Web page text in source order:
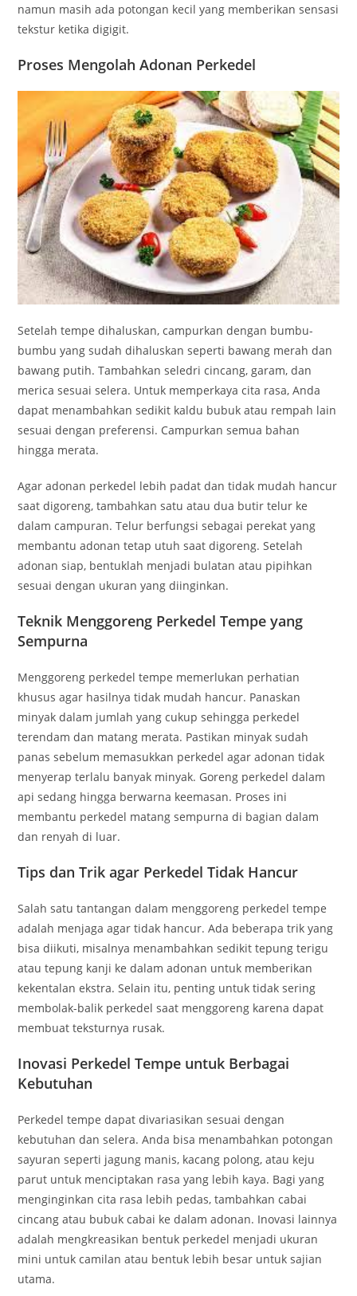
namun masih ada potongan kecil yang memberikan sensasi
tekstur ketika digigit.
Proses Mengolah Adonan Perkedel
Setelah tempe dihaluskan, campurkan dengan bumbu-
bumbu yang sudah dihaluskan seperti bawang merah dan
bawang putih. Tambahkan seledri cincang, garam, dan
merica sesuai selera. Untuk memperkaya cita rasa, Anda
dapat menambahkan sedikit kaldu bubuk atau rempah lain
sesuai dengan preferensi. Campurkan semua bahan
hingga merata.
Agar adonan perkedel lebih padat dan tidak mudah hancur
saat digoreng, tambahkan satu atau dua butir telur ke
dalam campuran. Telur berfungsi sebagai perekat yang
membantu adonan tetap utuh saat digoreng. Setelah
adonan siap, bentuklah menjadi bulatan atau pipihkan
sesuai dengan ukuran yang diinginkan.
Teknik Menggoreng Perkedel Tempe yang
Sempurna
Menggoreng perkedel tempe memerlukan perhatian
khusus agar hasilnya tidak mudah hancur. Panaskan
minyak dalam jumlah yang cukup sehingga perkedel
terendam dan matang merata. Pastikan minyak sudah
panas sebelum memasukkan perkedel agar adonan tidak
menyerap terlalu banyak minyak. Goreng perkedel dalam
api sedang hingga berwarna keemasan. Proses ini
membantu perkedel matang sempurna di bagian dalam
dan renyah di luar.
Tips dan Trik agar Perkedel Tidak Hancur
Salah satu tantangan dalam menggoreng perkedel tempe
adalah menjaga agar tidak hancur. Ada beberapa trik yang
bisa diikuti, misalnya menambahkan sedikit tepung terigu
atau tepung kanji ke dalam adonan untuk memberikan
kekentalan ekstra. Selain itu, penting untuk tidak sering
membolak-balik perkedel saat menggoreng karena dapat
membuat teksturnya rusak.
Inovasi Perkedel Tempe untuk Berbagai
Kebutuhan
Perkedel tempe dapat divariasikan sesuai dengan
kebutuhan dan selera. Anda bisa menambahkan potongan
sayuran seperti jagung manis, kacang polong, atau keju
parut untuk menciptakan rasa yang lebih kaya. Bagi yang
menginginkan cita rasa lebih pedas, tambahkan cabai
cincang atau bubuk cabai ke dalam adonan. Inovasi lainnya
adalah mengkreasikan bentuk perkedel menjadi ukuran
mini untuk camilan atau bentuk lebih besar untuk sajian
utama.